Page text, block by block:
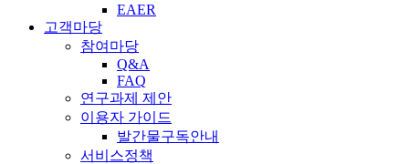
EAER
고객마당
참여마당
Q&A
FAQ
연구과제 제안
이용자 가이드
발간물구독안내
서비스정책